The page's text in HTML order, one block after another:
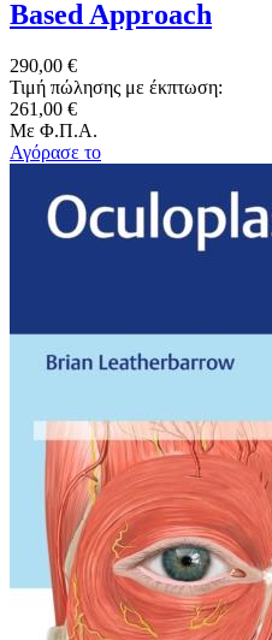
Based Approach
290,00 €
Τιμή πώλησης με έκπτωση:
261,00 €
Με Φ.Π.Α.
Αγόρασε το